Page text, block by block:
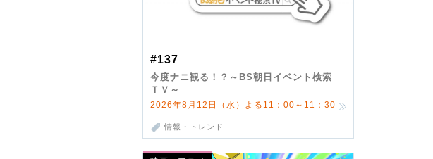
#137
今度ナニ観る！？～BS朝日イベント検索
ＴＶ～
2026年8月12日（水）よる11：00～11：30
情報・トレンド